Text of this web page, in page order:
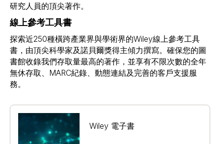
研究人員的頂尖著作。
線上參考工具書
探索近250種橫跨產業界與學術界的Wiley線上參考工具
書，由頂尖科學家及諾貝爾獎得主傾力撰寫。確保您的圖
書館收錄我們存取量最高的著作，並享有不限次數的全年
無休存取、MARC紀錄、動態連結及完善的客戶支援服
務。
Wiley 電子書